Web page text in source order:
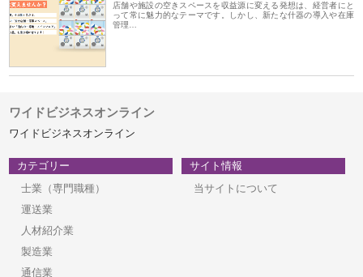
店舗や施設の空きスペースを収益源に変える発想は、経営者にと
って常に魅力的なテーマです。しかし、新たな什器の導入や在庫
管理…
ワイドビジネスオンライン
ワイドビジネスオンライン
カテゴリー
士業（専門職種）
運送業
人材紹介業
製造業
通信業
サイト情報
当サイトについて